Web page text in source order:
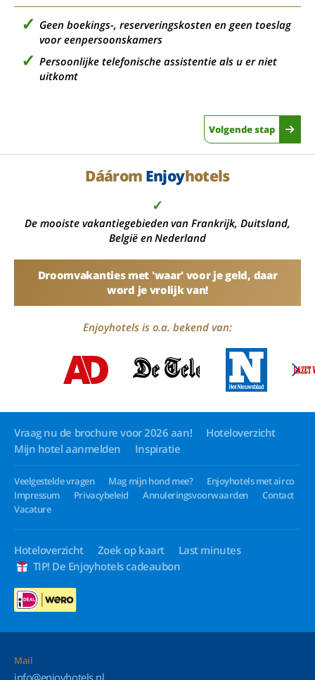
Geen boekings-, reserveringskosten en geen toeslag
voor eenpersoonskamers
Persoonlijke telefonische assistentie als u er niet
uitkomt
Volgende stap
Dáárom Enjoyhotels
✓
De mooiste vakantiegebieden van Frankrijk, Duitsland,
België en Nederland
Droomvakanties met 'waar' voor je geld, daar
word je vrolijk van!
Enjoyhotels is o.a. bekend van:
Vraag nu de brochure voor 2026 aan!
Hoteloverzicht
Mijn hotel aanmelden
Inspiratie
Veelgestelde vragen Mag mijn hond mee?
Enjoyhotels met airco
Impressum
Privacybeleid Annuleringsvoorwaarden
Contact
Vacature
Hoteloverzicht Zoek op kaart
Last minutes
TIP! De Enjoyhotels cadeaubon
Mail
info@enjoyhotels.nl